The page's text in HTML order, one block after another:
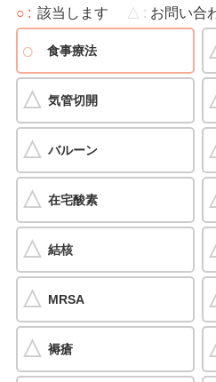
○ 該当します △ お問い合
食事療法
気管切開
バルーン
在宅酸素
結核
MRSA
褥瘡